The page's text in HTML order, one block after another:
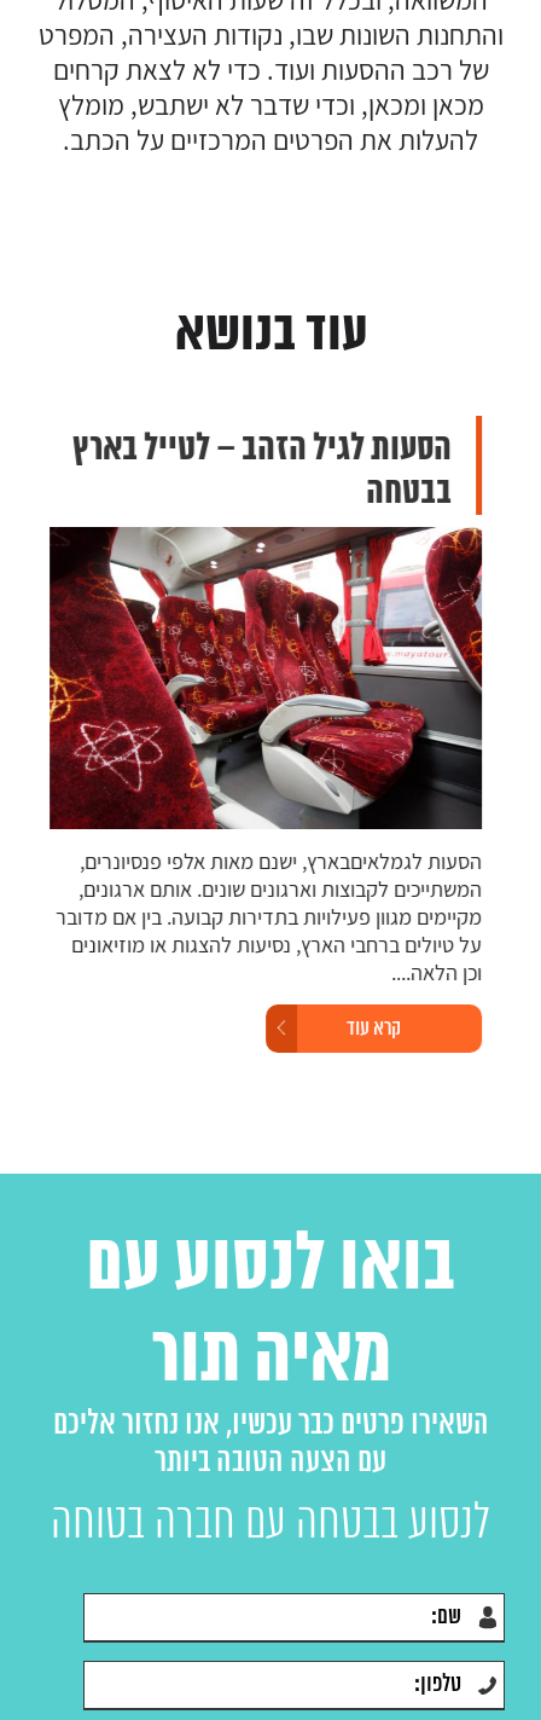
והתחנות השונות שבו, נקודות העצירה, המפרט
של רכב ההסעות ועוד. כדי לא לצאת קרחים
מכאן ומכאן, וכדי שדבר לא ישתבש, מומלץ
להעלות את הפרטים המרכזיים על הכתב.
עוד בנושא
הסעות לגיל הזהב – לטייל בארץ
בבטחה
הסעות לגמלאיםבארץ, ישנם מאות אלפי פנסיונרים,
המשתייכים לקבוצות וארגונים שונים. אותם ארגונים,
מקיימים מגוון פעילויות בתדירות קבועה. בין אם מדובר
על טיולים ברחבי הארץ, נסיעות להצגות או מוזיאונים
וכן הלאה....
קרא עוד
בואו לנסוע עם
מאיה תור
השאירו פרטים כבר עכשיו, אנו נחזור אליכם
עם הצעה הטובה ביותר
לנסוע בבטחה עם חברה בטוחה